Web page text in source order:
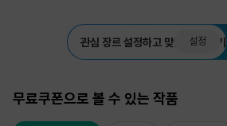
관심 장르 설정하고 맞춤 추천 받기
설정
무료쿠폰으로 볼 수 있는 작품